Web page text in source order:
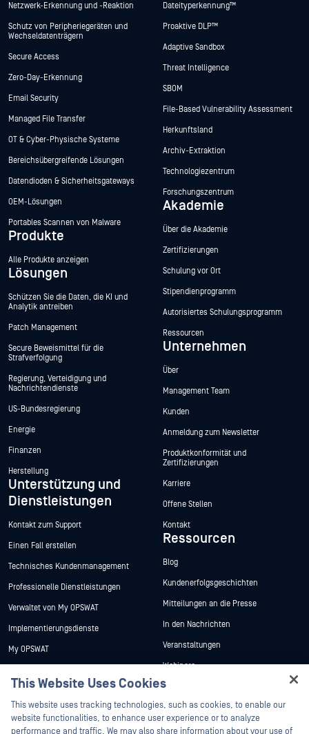
Netzwerk-Erkennung und -Reaktion
Schutz von Peripheriegeräten und
Wechseldatenträgern
Secure Access
Zero-Day-Erkennung
Email Security
Managed File Transfer
OT & Cyber-Physische Systeme
Bereichsübergreifende Lösungen
Datendioden & Sicherheitsgateways
OEM-Lösungen
Portables Scannen von Malware
Produkte
Alle Produkte anzeigen
Lösungen
Schützen Sie die Daten, die KI und
Analytik antreiben
Patch Management
Secure Beweismittel für die
Strafverfolgung
Regierung, Verteidigung und
Nachrichtendienste
US-Bundesregierung
Energie
Finanzen
Herstellung
Unterstützung und
Dienstleistungen
Kontakt zum Support
Einen Fall erstellen
Technisches Kundenmanagement
Professionelle Dienstleistungen
Verwaltet von My OPSWAT
Implementierungsdienste
My OPSWAT
Ausbildung
Programm zur Behebung von
Sicherheitslücken
Dateityperkennung™
Proaktive DLP™
Adaptive Sandbox
Threat Intelligence
SBOM
File-Based Vulnerability Assessment
Herkunftsland
Archiv-Extraktion
Technologiezentrum
Forschungszentrum
Akademie
Über die Akademie
Zertifizierungen
Schulung vor Ort
Stipendienprogramm
Autorisiertes Schulungsprogramm
Ressourcen
Unternehmen
Über
Management Team
Kunden
Anmeldung zum Newsletter
Produktkonformität und
Zertifizierungen
Karriere
Offene Stellen
Kontakt
Ressourcen
Blog
Kundenerfolgsgeschichten
Mitteilungen an die Presse
In den Nachrichten
Veranstaltungen
Webinare
Datenblätter
Weiße Papiere
Kostenlose Tools
This Website Uses Cookies
This website uses tracking technologies, such as cookies, to enable our
website functionalities, to enhance user experience or to analyze
performance and traffic. We may also share information about your use of
Hey there!
I'm Ozzy, your OPSWAT virtual assistant.
How can I help you secure what's critical